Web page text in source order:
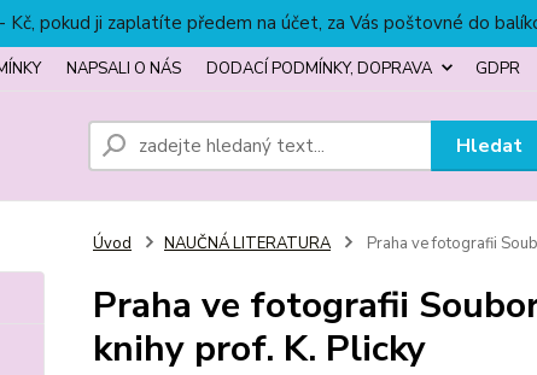
Kč, pokud ji zaplatíte předem na účet, za Vás poštovné do
NAPSALI O NÁS DODACÍ PODMÍNKY, DOPRAVA GDPR
Hledat
Úvod NAUČNÁ LITERATURA Praha ve fotografii
Praha ve fotografii
knihy prof. K. Plicky